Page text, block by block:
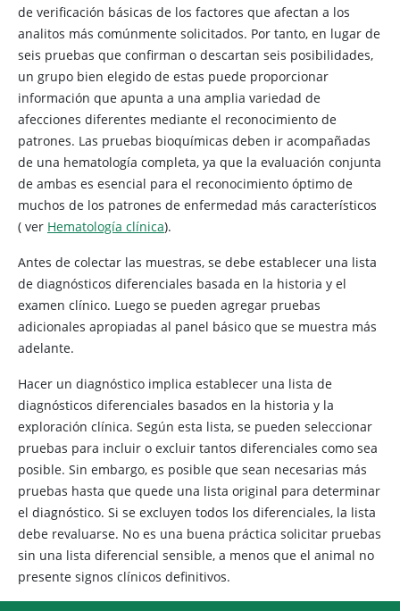
de verificación básicas de los factores que afectan a los
analitos más comúnmente solicitados. Por tanto, en lugar de
seis pruebas que confirman o descartan seis posibilidades,
un grupo bien elegido de estas puede proporcionar
información que apunta a una amplia variedad de
afecciones diferentes mediante el reconocimiento de
patrones. Las pruebas bioquímicas deben ir acompañadas
de una hematología completa, ya que la evaluación conjunta
de ambas es esencial para el reconocimiento óptimo de
muchos de los patrones de enfermedad más característicos
( ver Hematología clínica).
Antes de colectar las muestras, se debe establecer una lista
de diagnósticos diferenciales basada en la historia y el
examen clínico. Luego se pueden agregar pruebas
adicionales apropiadas al panel básico que se muestra más
adelante.
Hacer un diagnóstico implica establecer una lista de
diagnósticos diferenciales basados en la historia y la
exploración clínica. Según esta lista, se pueden seleccionar
pruebas para incluir o excluir tantos diferenciales como sea
posible. Sin embargo, es posible que sean necesarias más
pruebas hasta que quede una lista original para determinar
el diagnóstico. Si se excluyen todos los diferenciales, la lista
debe revaluarse. No es una buena práctica solicitar pruebas
sin una lista diferencial sensible, a menos que el animal no
presente signos clínicos definitivos.